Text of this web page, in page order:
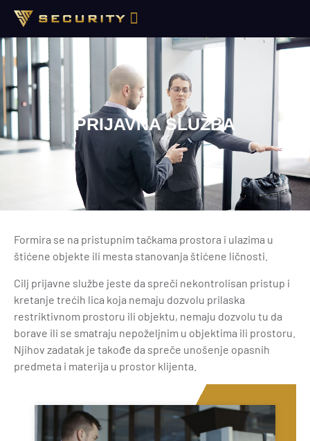
PRIJAVNA SLUŽBA
Formira se na pristupnim tačkama prostora i ulazima u
štićene objekte ili mesta stanovanja štićene ličnosti.
Cilj prijavne službe jeste da spreči nekontrolisan pristup i
kretanje trećih lica koja nemaju dozvolu prilaska
restriktivnom prostoru ili objektu, nemaju dozvolu tu da
borave ili se smatraju nepoželjnim u objektima ili prostoru.
Njihov zadatak je takođe da spreče unošenje opasnih
predmeta i materija u prostor klijenta.